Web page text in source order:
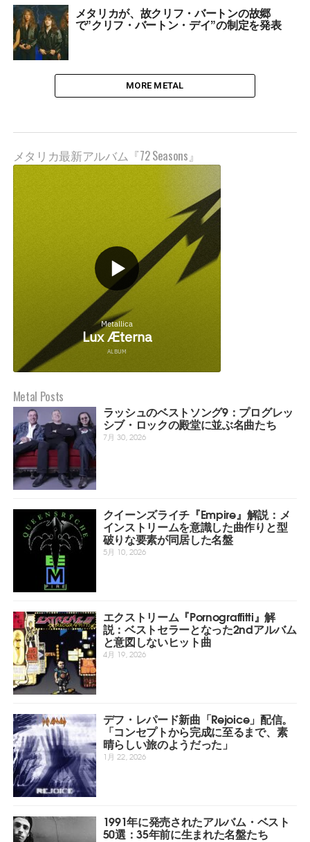
メタリカが、故クリフ・バートンの故郷
で”クリフ・バートン・デイ”の制定を発表
MORE METAL
メタリカ最新アルバム『72 Seasons』
Metal Posts
ラッシュのベストソング9：プログレッ
シブ・ロックの殿堂に並ぶ名曲たち
7月 30, 2026
クイーンズライチ『Empire』解説：メ
インストリームを意識した曲作りと型
破りな要素が同居した名盤
5月 10, 2026
エクストリーム『Pornograffitti』解
説：ベストセラーとなった2ndアルバム
と意図しないヒット曲
4月 19, 2026
デフ・レパード新曲「Rejoice」配信。
「コンセプトから完成に至るまで、素
晴らしい旅のようだった」
1月 22, 2026
1991年に発売されたアルバム・ベスト
50選：35年前に生まれた名盤たち